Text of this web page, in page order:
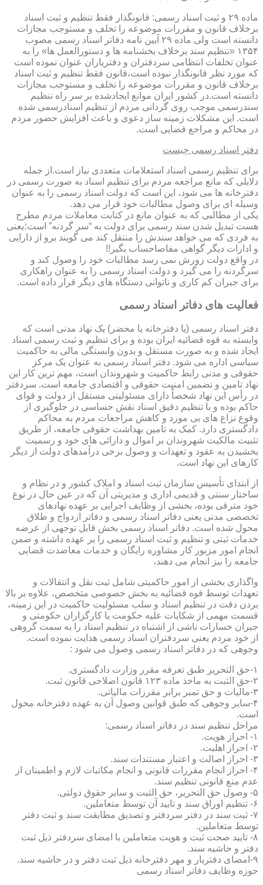
ماده ۲۹ و ثبت اسناد رسمی: قانونگذار فقط تنظیم و ثبت اسناد
برخلاف قانون و مقررات موضوعه را تخلف و مستوجب مجازات
دانسته است ولی ماده ۲۹ آیین نامه دفاتر اسناد رسمی مصوب
۱۳۵۴ «تنظیم سند برخلاف بخشنامه ها و دستورالعمل ها» را به
عنوان تخلفات انتظامی سردفتران و دفتریاران عنوان نموده است
که مورد نظر قانونگذار نبوده است،قانون فقط تنظیم و ثبت اسناد
برخلاف قانون و مقررات موضوعه را تخلف و مستوجب مجازات
دانسته است.در کشور ایران موانع ایجادشده بر سر راه تنظیم
سندرسمی موجب روی گردانی مردم از تنظیم اسنادرسمی شده
است. این مشکلات زمینه ساز دعوی و باعث افزایش حضور مردم
در محاکم و مراجع قضایی است.
دفتر اسناد رسمی چیست
برای تنظیم رسمی اسناد استعلامات متعددی نیاز است.از جمله
دلایلی که مانع مراجعه مردم برای تنظیم اسناد به صورت رسمی در
دفترخانه ها می شود، این است که دولت اسناد رسمی را به عنوان
وسیله ای برای وصول مطالبات خود قرار می دهد.
یکی از مطالبی که به عنوان مانع در کتابت معاملات مردم مطرح
هست تبدیل شدن سند رسمی برای دولت به “سر گردنه” است؛یعنی
به فردی که می خواهد سندش را منتقل کند می گویند برو از دارایی
و ادارات دیگر گواهی مفاصاحساب بگیر!!
در واقع دولت زورش نمی رسد مطالبات خود را وصول کند و
سرگردنه را می گیرد و دولت اسناد رسمی را به عنوان راهکاری
برای جبران کم کاری و ناتوانی دستگاه های دیگر قرار داده است.
فعالیت های دفاتر اسناد رسمی
دفتر اسناد رسمی (یا دفترخانه یا محضر) یک نهاد مدنی است که
وابسته به قوه قضائیه ایران بوده و برای تنظیم و ثبت رسمی اسناد
ایجاد شده و به صورت مستقل و بدون وابستگی مالی به حاکمیت
سیاسی اداره می شود. دفتر اسناد رسمی به عنوان یک مرکز
حقوقی و مدنی رابط حاکمیت و شهروندان است، مهم ترین کار این
نهاد تامین و تضمین امنیت حقوقی و اقتصادی جامعه است. سردفتر
در رأس این نهاد شخصاً دارای مسئولیتی مستقل از دولت و قوای
حاکم بوده و با تنظیم دقیق اسناد نقش حساسی در جلوگیری از
وقوع نزاع های بی مورد و کاهش مراجعات مردم به محاکم
دادگستری دارد. کمک به تامین بهداشت حقوقی جامعه، از طریق
تثبیت مالکیت شهروندان بر اموال و دارائی های خود و رسمیت
بخشیدن به عقود و تعهدات و وصول برخی درآمدهای دولت از دیگر
کارهای این نهاد است.
از ابتدای تأسیس سازمان ثبت اسناد و املاک کشور و در نظام و
ساختار سنتی و قدیمی اداری و مدیریتی آن که در عین حال در نوع
خود مترقی بوده، بخشی از وظایف اجرایی بر عهده نهادهای
تخصصی مدنی یعنی دفاتر اسناد رسمی و دفاتر ازدواج و طلاق
محول شده است. دفاتر اسناد رسمی بخش قابل توجهی از عرضه
خدمات ثبتی و تنظیم و ثبت اسناد رسمی را بر عهده داشته و ضمن
انجام امور مزبور کار مشاوره رایگان و خدمات معاضدت قضایی
جامعه را نیز انجام می دهند،
واگذاری بخشی از امور حاکمیتی شامل ثبت نقل و انتقالات و
تعهدات توسط قوه قضائیه به بخش خصوصی متخصص، علاوه بر بالا
بردن دقت در تنظیم اسناد و سلب مسئولیت حاکمیت در این زمینه،
قسمت مهمی از شکایات علیه حکومت یا کارگزاران حکومتی و
جبران خسارات ناشی از اشتباه در تنظیم اسناد را به سمت گروهی
از خود مردم یعنی سردفتران اسناد رسمی هدایت نموده است.
وجوهی که در دفاتر اسناد رسمی وصول می شود :
۱-حق التحریر طبق تعرفه مقرر وزارت دادگستری.
۲-حق الثبت به ماخذ ماده ۱۲۳ قانون اصلاحی قانون ثبت.
۳-مالیات و حق تمبر برابر مقررات مالیاتی.
۴-سایر وجوهی که طبق قوانین وصول آن به عهده دفترخانه محول
است.
مراحل تنظیم سند در دفاتر اسناد رسمی:
۱- احراز هویت.
۲- احراز اهلیت.
۳- احراز اصالت و اعتبار مستندات سند.
۴- احراز انجام مقررات قانونی و انجام مکاتبات لازم و اطمینان از
عدم منع قانونی تنظیم سند.
۵- وصول حق التحریر، حق الثبت و سایر حقوق دولتی.
۶- تنظیم اوراق سند و تایید آن توسط متعاملین.
۷- ثبت سند در دفتر سردفتر و تصدیق مطابقت سند و ثبت دفتر
توسط متعاملین.
۸- تایید صحت ثبت و هویت متعاملین با امضای سردفتر ذیل ثبت
دفتر و حاشیه سند.
۹-امضای دفتریار و مهر دفترخانه ذیل ثبت دفتر و در حاشیه سند.
حوزه وظایف دفاتر اسناد رسمی